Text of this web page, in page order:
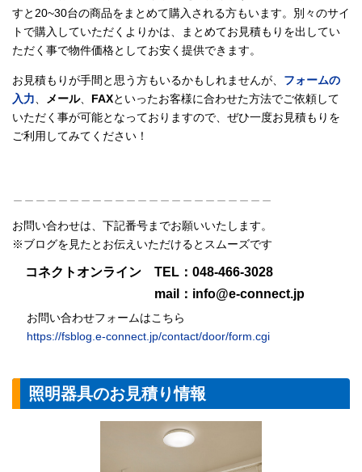
すと20~30台の商品をまとめて購入される方もいます。別々のサイ
トで購入していただくよりかは、まとめてお見積もりを出してい
ただく事で物件価格としてお安く提供できます。
お見積もりが手間と思う方もいるかもしれませんが、 フォームの
入力
メール、 FAXといったお客様に合わせた方法でご依頼して
いただく事が可能となっておりますので、ぜひ一度お見積もりを
ご利用してみてください！
お問い合わせは、下記番号までお願いいたします。
※ブログを見たとお伝えいただけるとスムーズです
コネクトオンライン TEL：048-466-3028
mail：info@e-connect.jp
お問い合わせフォームはこちら
https://fsblog.e-connect.jp/contact/door/form.cgi
照明器具のお見積り情報